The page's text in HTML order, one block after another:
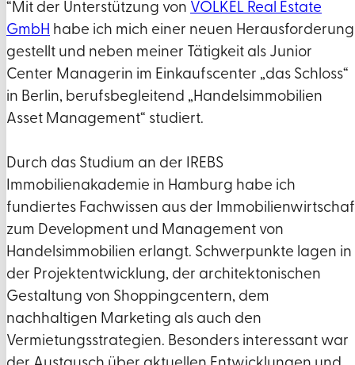
“Mit der Unterstützung von VÖLKEL Real Estate
GmbH habe ich mich einer neuen Herausforderung
gestellt und neben meiner Tätigkeit als Junior
Center Managerin im Einkaufscenter „das Schloss“
in Berlin, berufsbegleitend „Handelsimmobilien
Asset Management“ studiert.
Durch das Studium an der IREBS
Immobilienakademie in Hamburg habe ich
fundiertes Fachwissen aus der
zum Development und Management von
Handelsimmobilien erlangt. Schwerpunkte lagen in
der Projektentwicklung, der architektonischen
Gestaltung von Shoppingcentern, dem
nachhaltigen Marketing als auch den
Vermietungsstrategien. Besonders interessant war